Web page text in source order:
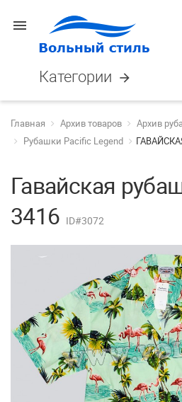
menu
Категории arrow_forward
Главная Архив товаров
Архив
Рубашки Pacific Legend
Гавайская
3416 ID#3072